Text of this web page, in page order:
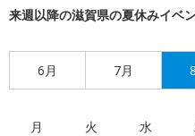
来週以降の滋賀県の夏休みイベ
6月 7月
月 火 水